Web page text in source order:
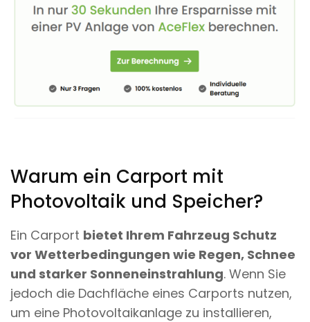
Warum ein Carport mit
Photovoltaik und Speicher?
Ein Carport bietet Ihrem Fahrzeug Schutz
vor Wetterbedingungen wie Regen, Schnee
und starker Sonneneinstrahlung. Wenn Sie
jedoch die Dachfläche eines Carports nutzen,
um eine Photovoltaikanlage zu installieren,